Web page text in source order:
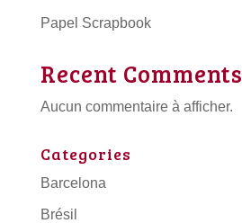
Papel Scrapbook
Recent Comments
Aucun commentaire à afficher.
Categories
Barcelona
Brésil